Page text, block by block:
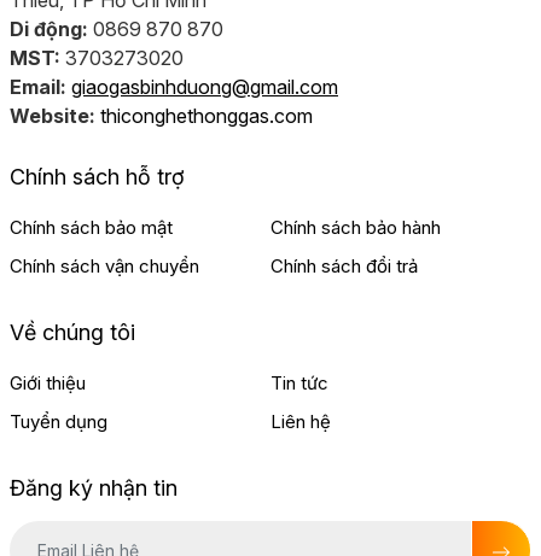
Di động: 0869 870 870
MST: 3703273020
Email: giaogasbinhduong@gmail.com
Website: thiconghethonggas.com
Chính sách hỗ trợ
Chính sách bảo mật
Chính sách bảo hành
Chính sách vận chuyển
Chính sách đổi trả
Về chúng tôi
Giới thiệu
Tin tức
Tuyển dụng
Liên hệ
Đăng ký nhận tin